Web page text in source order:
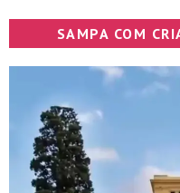
SAMPA COM